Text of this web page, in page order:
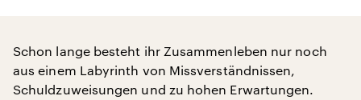
Schon lange besteht ihr Zusammenleben nur noch
aus einem Labyrinth von Missverständnissen,
Schuldzuweisungen und zu hohen Erwartungen.